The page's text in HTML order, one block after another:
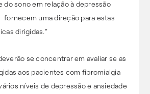
do sono em relação à depressão
fornecem uma direção para estas
dirigidas.”
se concentrar em avaliar se as
aos pacientes com fibromialgia
níveis de depressão e ansiedade